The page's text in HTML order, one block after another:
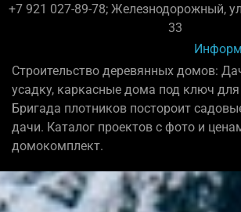
+7 921 027-89-78; Железнодорожный,
33
Строительство деревянных домов:
усадку, каркасные дома под ключ
Бригада плотников постороит
дачи. Каталог проектов с фото и
домокомплект.